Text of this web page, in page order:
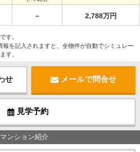
－ 2,788万円
す。
報を記入されますと、全物件が自動でシミュレー
す。
せ メールで問合せ
見学予約
ンション紹介